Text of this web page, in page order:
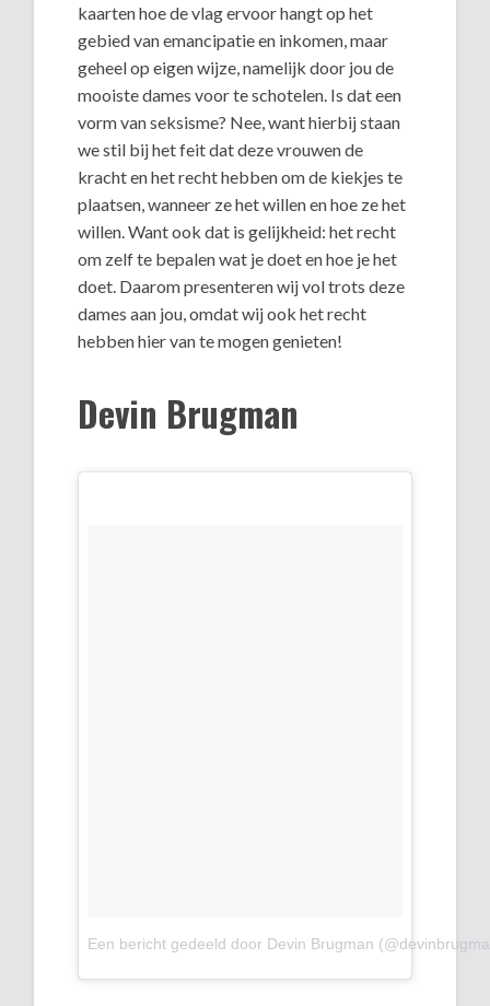
kaarten hoe de vlag ervoor hangt op het
gebied van emancipatie en inkomen, maar
geheel op eigen wijze, namelijk door jou de
mooiste dames voor te schotelen. Is dat een
vorm van seksisme? Nee, want hierbij staan
we stil bij het feit dat deze vrouwen de
kracht en het recht hebben om de kiekjes te
plaatsen, wanneer ze het willen en hoe ze het
willen. Want ook dat is gelijkheid: het recht
om zelf te bepalen wat je doet en hoe je het
doet. Daarom presenteren wij vol trots deze
dames aan jou, omdat wij ook het recht
hebben hier van te mogen genieten!
Devin Brugman
Een bericht gedeeld door Devin Brugman